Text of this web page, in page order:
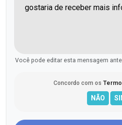
Você pode editar esta mensagem
Concordo com os